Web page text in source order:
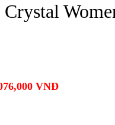
VNĐ